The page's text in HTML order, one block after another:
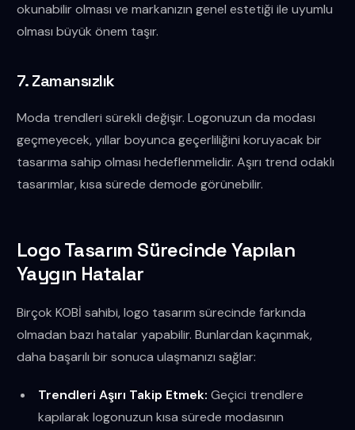
okunabilir olması ve markanızın genel estetiği ile uyumlu
olması büyük önem taşır.
7. Zamansızlık
Moda trendleri sürekli değişir. Logonuzun da modası
geçmeyecek, yıllar boyunca geçerliliğini koruyacak bir
tasarıma sahip olması hedeflenmelidir. Aşırı trend odaklı
tasarımlar, kısa sürede demode görünebilir.
Logo Tasarım Sürecinde Yapılan
Yaygın Hatalar
Birçok KOBİ sahibi, logo tasarım sürecinde farkında
olmadan bazı hatalar yapabilir. Bunlardan kaçınmak,
daha başarılı bir sonuca ulaşmanızı sağlar:
Trendleri Aşırı Takip Etmek: Geçici trendlere
kapılarak logonuzun kısa sürede modasının